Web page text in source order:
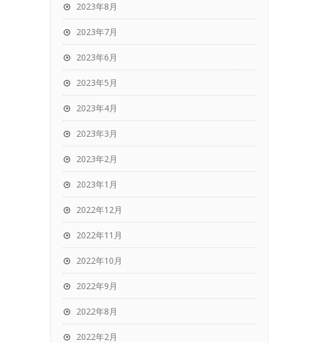
2023年8月
2023年7月
2023年6月
2023年5月
2023年4月
2023年3月
2023年2月
2023年1月
2022年12月
2022年11月
2022年10月
2022年9月
2022年8月
2022年2月